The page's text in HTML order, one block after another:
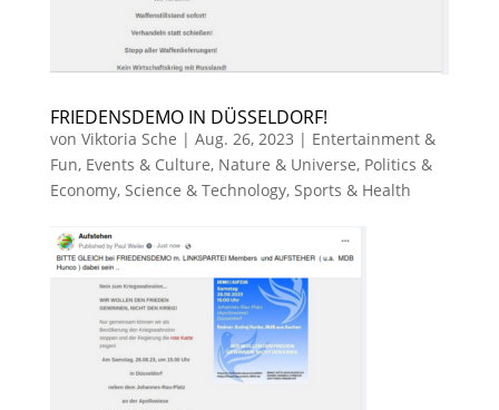
FRIEDENSDEMO IN DÜSSELDORF!
von Viktoria Sche | Aug. 26, 2023 | Entertainment &
Fun, Events & Culture, Nature & Universe, Politics &
Economy, Science & Technology, Sports & Health